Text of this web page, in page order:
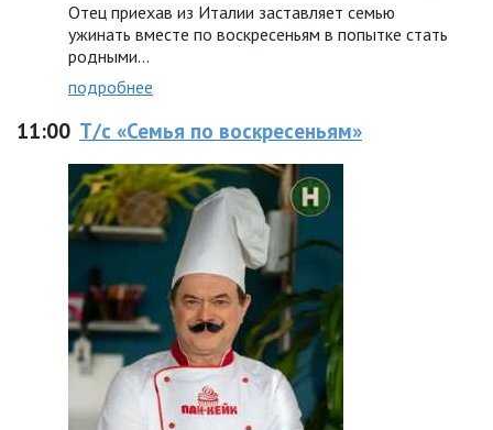
Отец приехав из Италии заставляет семью
ужинать вместе по воскресеньям в попытке стать
родными…
подробнее
11:00 Т/с «Семья по воскресеньям»